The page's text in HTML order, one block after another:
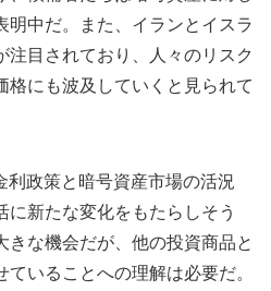
明中だ。また、イランとイスラ
注目されており、人々のリスク
格にも波及していくと見られて
政策と暗号資産市場の活況
新たな変化をもたらしそう
きな機会だが、他の投資商品と
いることへの理解は必要だ。